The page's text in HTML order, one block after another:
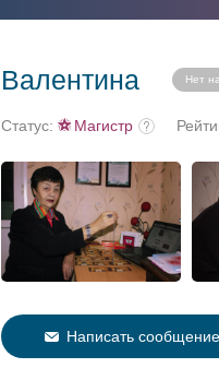
Валентина Нет
Статус: Магистр
Написать сообщение